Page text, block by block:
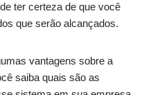
ter certeza de que você
que serão alcançados.
vantagens sobre a
saiba quais são as